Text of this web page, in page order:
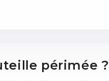
périmée ?